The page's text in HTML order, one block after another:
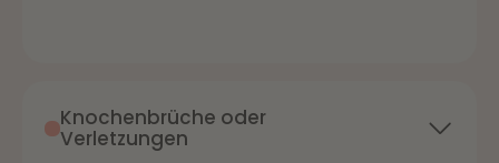
Knochenbrüche oder
Verletzungen